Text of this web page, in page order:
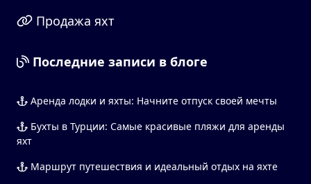
Продажа яхт
Последние записи в блоге
Аренда лодки и яхты: Начните отпуск своей мечты
Бухты в Турции: Самые красивые пляжи для аренды
яхт
Маршрут путешествия и идеальный отдых на яхте